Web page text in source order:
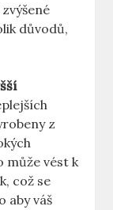
důvodů,
z
může vést k
což se
aby váš